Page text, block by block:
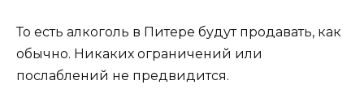
То есть алкоголь в Питере будут продавать, как
обычно. Никаких ограничений или
послаблений не предвидится.